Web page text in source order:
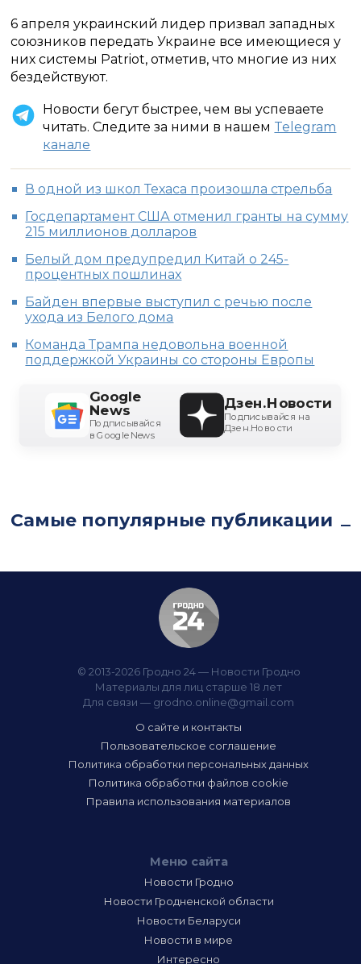
6 апреля украинский лидер призвал западных
союзников передать Украине все имеющиеся у
них системы Patriot, отметив, что многие из них
бездействуют.
Новости бегут быстрее, чем вы успеваете
читать. Следите за ними в нашем Telegram
канале
В одной из школ Техаса произошла стрельба
Госдепартамент США отменил гранты на сумму
215 миллионов долларов
Белый дом предупредил Китай о 245-
процентных пошлинах
Байден впервые выступил с речью после
ухода из Белого дома
Команда Трампа недовольна военной
поддержкой Украины со стороны Европы
Google
News
Подписывайся
в Google News
Дзен.Новости
Подписывайся на
Дзен.Новости
Самые популярные публикации
© 2013-2026 Гродно 24 — Новости Гродно
Материалы для лиц старше 18 лет
Для связи — grodno.online@gmail.com
О сайте и контакты
Пользовательское соглашение
Политика обработки персональных данных
Политика обработки файлов cookie
Правила использования материалов
Меню сайта
Новости Гродно
Новости Гродненской области
Новости Беларуси
Новости в мире
Интересно